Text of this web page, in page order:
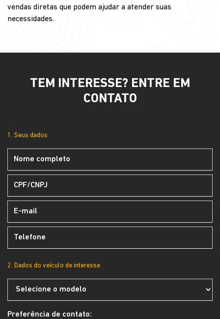
vendas diretas que podem ajudar a atender suas
necessidades.
TEM INTERESSE? ENTRE EM
CONTATO
1. Seus dados
2. Dados do veículo de interesse
Preferência de contato: